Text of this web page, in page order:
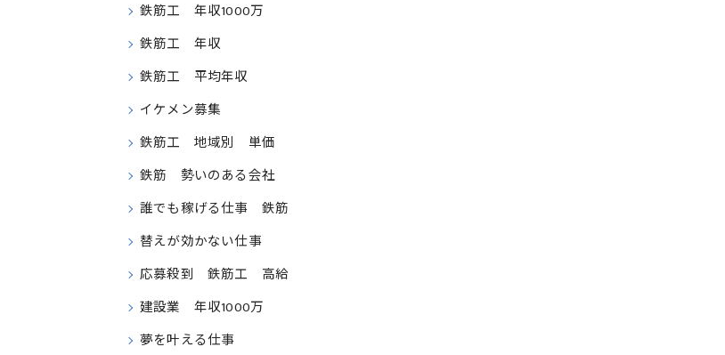
鉄筋工 年収1000万
鉄筋工 年収
鉄筋工 平均年収
イケメン募集
鉄筋工 地域別 単価
鉄筋 勢いのある会社
誰でも稼げる仕事 鉄筋
替えが効かない仕事
応募殺到 鉄筋工 高給
建設業 年収1000万
夢を叶える仕事